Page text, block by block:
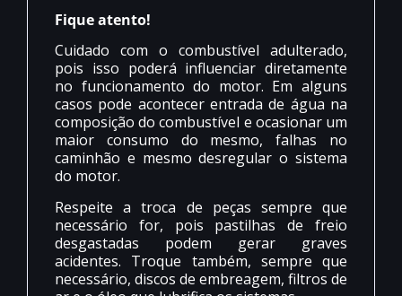
Fique atento!
Cuidado com o combustível adulterado,
pois isso poderá influenciar diretamente
no funcionamento do motor. Em alguns
casos pode acontecer entrada de água na
composição do combustível e ocasionar um
maior consumo do mesmo, falhas no
caminhão e mesmo desregular o sistema
do motor.
Respeite a troca de peças sempre que
necessário for, pois pastilhas de freio
desgastadas podem gerar graves
acidentes. Troque também, sempre que
necessário, discos de embreagem, filtros de